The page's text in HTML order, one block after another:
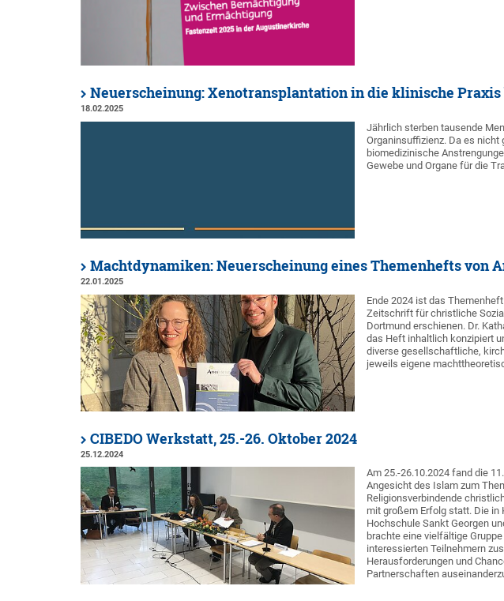
Neuerscheinung: Xenotransplantation in die klinische
18.02.2025
Jährlich sterben tausende
Organinsuffizienz. Da es nicht
biomedizinische
Gewebe und Organe für die
Machtdynamiken: Neuerscheinung eines Themenhefts von
22.01.2025
Ende 2024 ist das
Zeitschrift für christliche
Dortmund erschienen. Dr.
das Heft inhaltlich konzipiert
diverse gesellschaftliche,
jeweils eigene
CIBEDO Werkstatt, 25.-26. Oktober 2024
25.12.2024
Am 25.-26.10.2024 fand die
Angesicht des Islam zum
Religionsverbindende
mit großem Erfolg statt. Die in
Hochschule Sankt Georgen
brachte eine vielfältige
interessierten Teilnehmern
Herausforderungen und
Partnerschaften